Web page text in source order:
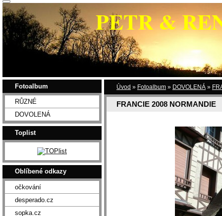
PETR &
Úvod » Fotoalbum » DOVOLENÁ »
FRANCIE 2008 NORMANDIE
Fotoalbum
RŮZNÉ
DOVOLENÁ
Toplist
Oblíbené odkazy
očkování
desperado.cz
sopka.cz